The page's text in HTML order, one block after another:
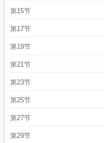
第15节
第17节
第19节
第21节
第23节
第25节
第27节
第29节